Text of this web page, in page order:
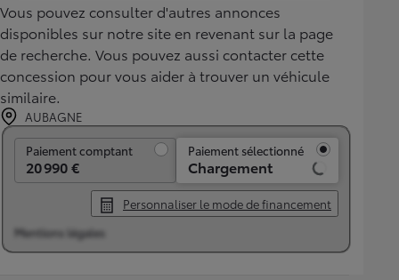
Vous pouvez consulter d'autres annonces
disponibles sur notre site en revenant sur la page
de recherche. Vous pouvez aussi contacter cette
concession pour vous aider à trouver un véhicule
similaire.
AUBAGNE
Paiement comptant
20 990 €
Paiement sélectionné
Chargement
Personnaliser le mode de financement
Mentions légales